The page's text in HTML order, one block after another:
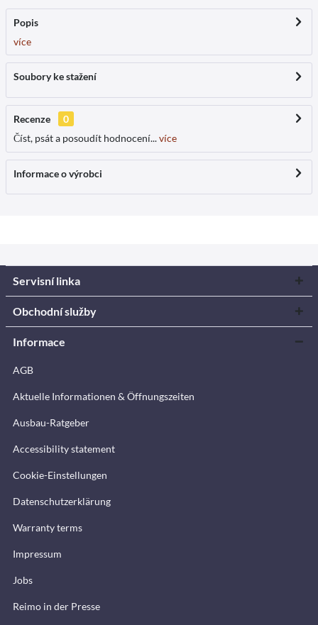
Popis
více
Soubory ke stažení
Recenze
0
Číst, psát a posoudít hodnocení...více
Informace o výrobci
Servisní linka
Obchodní služby
Informace
AGB
Aktuelle Informationen & Öffnungszeiten
Ausbau-Ratgeber
Accessibility statement
Cookie-Einstellungen
Datenschutzerklärung
Warranty terms
Impressum
Jobs
Reimo in der Presse